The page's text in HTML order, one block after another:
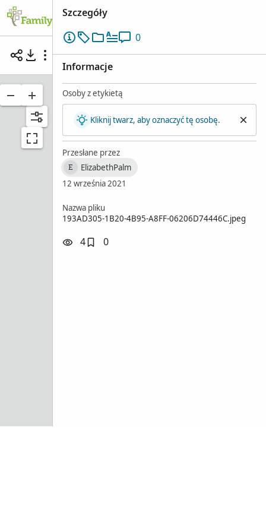
Brak tytułu
Szczegóły
0
Informacje
Osoby z etykietą
Kliknij twarz, aby oznaczyć tę osobę.
Przesłane przez
E
ElizabethPalm
12 września 2021
Nazwa pliku
193AD305-1B20-4B95-A8FF-06206D74446C.jpeg
4 0